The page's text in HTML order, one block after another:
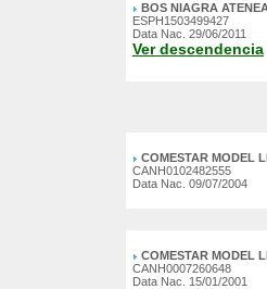
BOS NIAGRA
ESPH1503499427
Data Nac. 29/06/2011
Ver descendencia
COMESTAR MODEL
CANH0102482555
Data Nac. 09/07/2004
COMESTAR MODEL
CANH0007260648
Data Nac. 15/01/2001